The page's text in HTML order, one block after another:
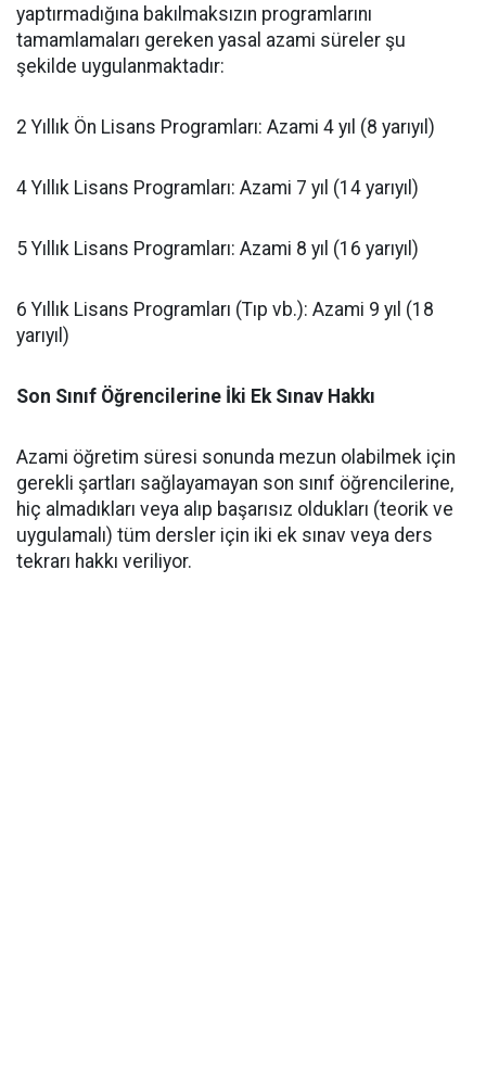
yaptırmadığına bakılmaksızın programlarını
tamamlamaları gereken yasal azami süreler şu
şekilde uygulanmaktadır:
​2 Yıllık Ön Lisans Programları: Azami 4 yıl (8 yarıyıl)
​4 Yıllık Lisans Programları: Azami 7 yıl (14 yarıyıl)
​5 Yıllık Lisans Programları: Azami 8 yıl (16 yarıyıl)
​6 Yıllık Lisans Programları (Tıp vb.): Azami 9 yıl (18
yarıyıl)
Son Sınıf Öğrencilerine İki Ek Sınav Hakkı
​Azami öğretim süresi sonunda mezun olabilmek için
gerekli şartları sağlayamayan son sınıf öğrencilerine,
hiç almadıkları veya alıp başarısız oldukları (teorik ve
uygulamalı) tüm dersler için iki ek sınav veya ders
tekrarı hakkı veriliyor.